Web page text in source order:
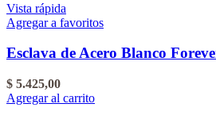
Vista rápida
Agregar a favoritos
Esclava de Acero Blanco
$ 5.425,00
Agregar al carrito